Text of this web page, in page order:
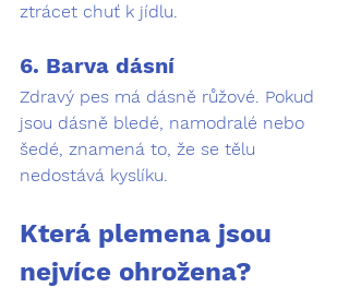
ztrácet chuť k jídlu.
6. Barva dásní
Zdravý pes má dásně růžové. Pokud
jsou dásně bledé, namodralé nebo
šedé, znamená to, že se tělu
nedostává kyslíku.
Která plemena jsou
nejvíce ohrožena?